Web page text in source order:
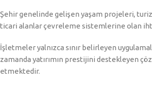
Şehir genelinde gelişen yaşam projeleri,
ticari alanlar çevreleme sistemlerine olan
İşletmeler yalnızca sınır belirleyen
zamanda yatırımın prestijini destekleyen
etmektedir.